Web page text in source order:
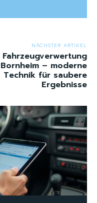
NÄCHSTER ARTIKEL
Fahrzeugverwertung
Bornheim – moderne
Technik für saubere
Ergebnisse